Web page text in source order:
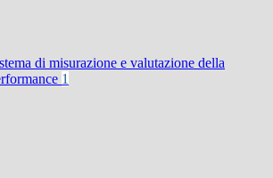
di misurazione e valutazione della
1